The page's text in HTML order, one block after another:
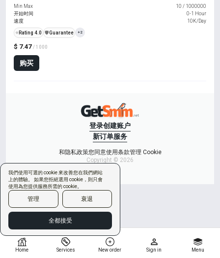
我們使用可選的 cookie 來改善您在我們網站
上的體驗。 如果您拒絕選用 cookie，則只會
使用為您提供服務所需的 cookie。
管理 衰退
全都接受
Home Services New order Sign in Menu
$ 7.47 / 1000
购买
Min Max
10 / 1000000
开始时间
0-1 Hour
速度
10K/Day
⭐ Rating 4.0 ️🛡️Guarantee +2
登录创建账户
新订单服务
和隐私政策您同意使用条款管理 Cookie
Copyright © 2026